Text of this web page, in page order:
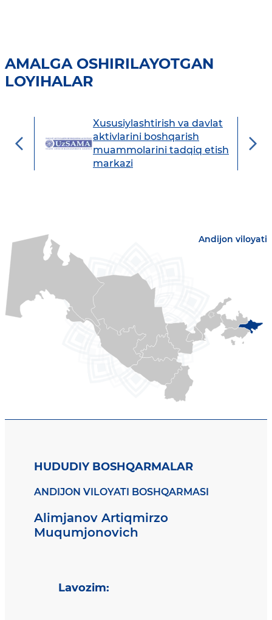
AMALGA OSHIRILAYOTGAN
LOYIHALAR
Xususiylashtirish va davlat
aktivlarini boshqarish
muammolarini tadqiq etish
markazi
Andijon viloyati
HUDUDIY BOSHQARMALAR
ANDIJON VILOYATI BOSHQARMASI
Alimjanov Artiqmirzo
Muqumjonovich
Lavozim: